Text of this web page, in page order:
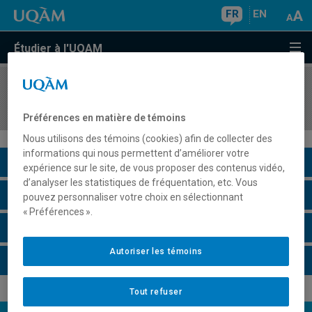
FR EN
Étudier à l'UQAM
COURS//
Description du cours
Horaire - Été 2026
Préférences en matière de témoins
Nous utilisons des témoins (cookies) afin de collecter des
informations qui nous permettent d’améliorer votre
expérience sur le site, de vous proposer des contenus vidéo,
d’analyser les statistiques de fréquentation, etc. Vous
pouvez personnaliser votre choix en sélectionnant
« Préférences ».
Tout refuser
Autoriser les témoins